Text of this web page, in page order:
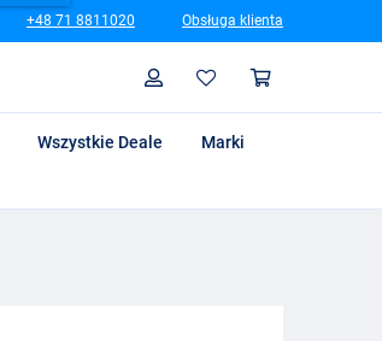
+48 71 8811020 Obsługa klienta
Profil
Wszystkie Deale
Marki